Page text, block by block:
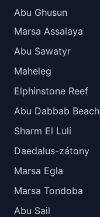
Abu Ghusun
Marsa Assalaya
Abu Sawatyr
Maheleg
Elphinstone Reef
Abu Dabbab Beach
Sharm El Luli
Daedalus-zátony
Marsa Egla
Marsa Tondoba
Abu Sail